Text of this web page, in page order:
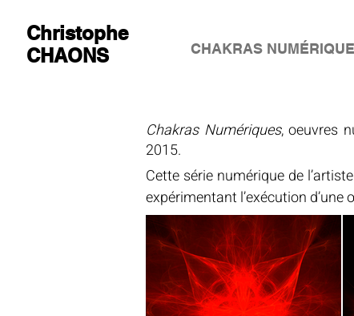
Christophe
CHAONS
CHAKRAS
Chakras Numériques, oeuvres
2015.
Cette série numérique de
expérimentant l’exécution
Les Chakras numériques de
2000 générant des images
mathématiques, le créateur